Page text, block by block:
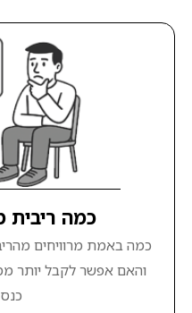
כמה ריבית
כמה באמת מרוויחים
והאם אפשר לקבל יותר